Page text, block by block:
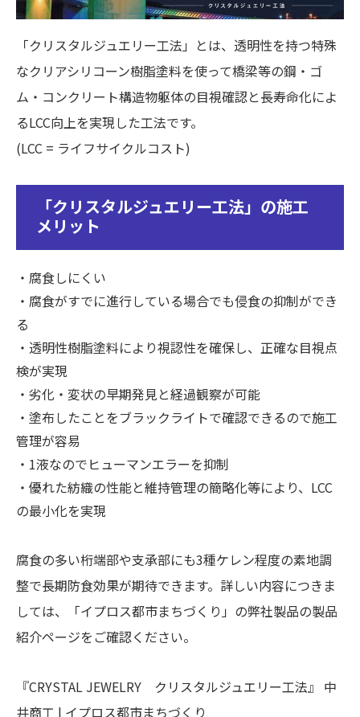
「クリスタルジュエリー工法」とは、透明性を持つ特殊
なクリアシリコーン樹脂塗料を使って橋梁等の鋼・ゴ
ム・コンクリート構造物躯体の目視確認と長寿命化によ
るLCC向上を実現した工法です。
(LCC = ライフサイクルコスト)
「クリスタルジュエリー工法」の施工
メリット
・腐食しにくい
・腐食がすでに進行している場合でも侵食の抑制ができ
る
・透明性樹脂塗料により視認性を確保し、正確な目視点
検が実現
・劣化・変状の早期発見と経過観察が可能
・塗布したことをブラックライトで確認できるので施工
管理が容易
・1液なのでヒューマンエラーを抑制
・優れた紡織の性能と維持管理の簡略化等により、LCC
の最小化を実現
腐食の多い桁端部や支承部にも3種ケレン程度の素地調
整で長期防食効果が期待できます。詳しい内容につきま
しては、「イプロス都市まちづくり」の弊社製品の製品
紹介ページをご確認ください。
『CRYSTAL JEWELRY クリスタルジュエリー工法』 中
井商工 | イプロス都市まちづくり